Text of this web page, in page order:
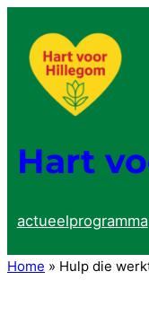
naar
inhoud
Hart
actueelprogramma
Home » Hulp die